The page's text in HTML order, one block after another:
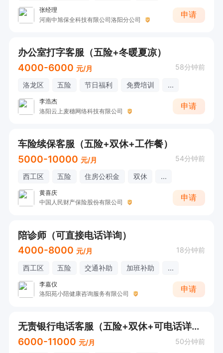
张经理
河南中旭保全科技有限公司洛阳分公司
申请
办公室打字客服（五险+冬暖夏凉）
4000-6000 元/月 58分钟前
洛龙区 五险 节日福利 免费培训 ...
李浩杰
洛阳云上麦穗网络科技有限公司
申请
车险续保客服（五险+双休+工作餐）
5000-10000 元/月 54分钟前
西工区 五险 住房公积金 双休 ...
黄喜庆
中国人民财产保险股份有限公司
申请
陪诊师（可直接电话详询）
4000-8000 元/月 18分钟前
西工区 五险 交通补助 加班补助 ...
李嘉仪
洛阳苑小陪健康咨询服务有限公司
申请
无责银行电话客服（五险+双休+可电话详询）
6000-11000 元/月 50分钟前